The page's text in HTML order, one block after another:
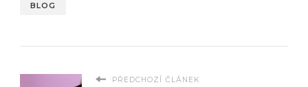
BLOG
PŘEDCHOZÍ ČLÁNEK